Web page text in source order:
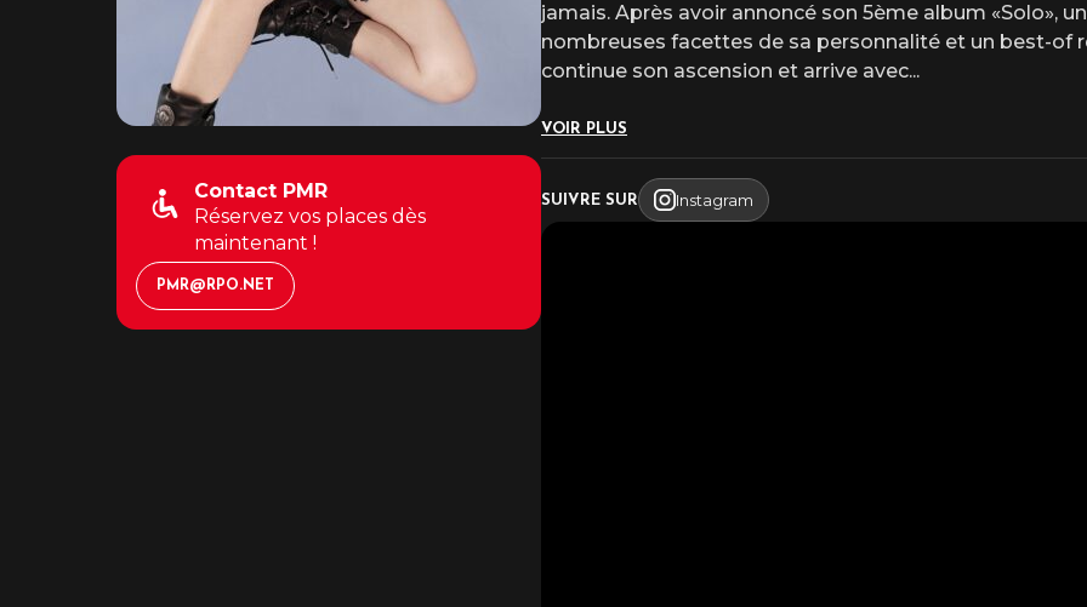
Contact PMR
Réservez vos places dès
maintenant !
PMR@RPO.NET
jamais. Après avoir annoncé son 5ème album «Solo»,
nombreuses facettes de sa personnalité et un best-of
continue son ascension et arrive avec...
VOIR PLUS
SUIVRE SUR Instagram